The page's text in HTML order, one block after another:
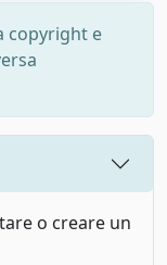
copyright e
o creare un